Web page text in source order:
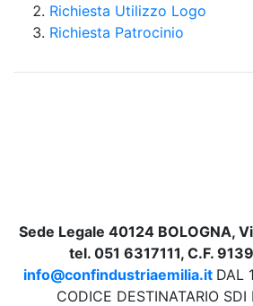
Richiesta Utilizzo Logo
Richiesta Patrocinio
Sede Legale 40124 BOLOGNA,
tel. 051 6317111, C.F.
info@confindustriaemilia.it DAL
CODICE DESTINATARIO SDI